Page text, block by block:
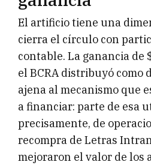
El artificio tiene una
cierra el círculo con
contable. La ganancia de
el BCRA distribuyó como
ajena al mecanismo que
a financiar: parte de esa
precisamente, de
recompra de Letras
mejoraron el valor de los